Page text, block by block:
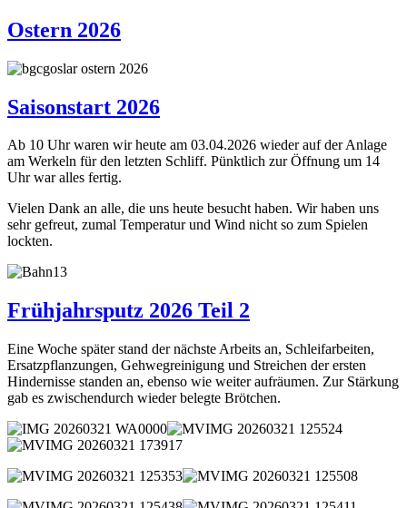
Ostern 2026
Saisonstart 2026
Ab 10 Uhr waren wir heute am 03.04.2026 wieder auf der Anlage
am Werkeln für den letzten Schliff. Pünktlich zur Öffnung um 14
Uhr war alles fertig.
Vielen Dank an alle, die uns heute besucht haben. Wir haben uns
sehr gefreut, zumal Temperatur und Wind nicht so zum Spielen
lockten.
Frühjahrsputz 2026 Teil 2
Eine Woche später stand der nächste Arbeits an, Schleifarbeiten,
Ersatzpflanzungen, Gehwegreinigung und Streichen der ersten
Hindernisse standen an, ebenso wie weiter aufräumen. Zur Stärkung
gab es zwischendurch wieder belegte Brötchen.